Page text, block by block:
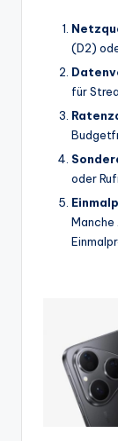
(D2)
für
oder
Manche